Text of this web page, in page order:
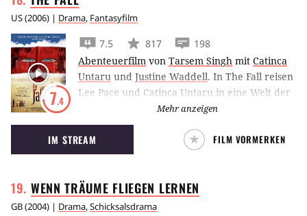
US(2006) | Drama, Fantasyfilm
7.4
7.5 817
198
Abenteuerfilm von Tarsem Singh mit Catinca
Untaru und Justine Waddell. In The Fall reisen
Lee Pace und Catinca Untaru in eine Welt der
Fantasie und Magie. Bald ist nichts mehr so
wie es scheint.
Mehr anzeigen
IM STREAM FILM VORMERKEN
WENN TRÄUME FLIEGEN LERNEN
GB(2004) | Drama,Schicksalsdrama